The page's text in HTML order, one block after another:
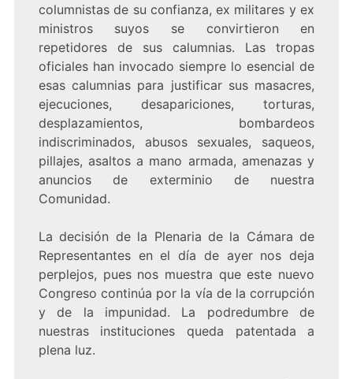
columnistas de su confianza, ex militares y ex
ministros suyos se convirtieron en
repetidores de sus calumnias. Las tropas
oficiales han invocado siempre lo esencial de
esas calumnias para justificar sus masacres,
ejecuciones, desapariciones, torturas,
desplazamientos, bombardeos
indiscriminados, abusos sexuales, saqueos,
pillajes, asaltos a mano armada, amenazas y
anuncios de exterminio de nuestra
Comunidad.
La decisión de la Plenaria de la Cámara de
Representantes en el día de ayer nos deja
perplejos, pues nos muestra que este nuevo
Congreso continúa por la vía de la corrupción
y de la impunidad. La podredumbre de
nuestras instituciones queda patentada a
plena luz.